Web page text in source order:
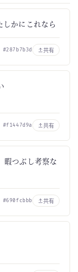
かにこれなら
#287b7b3d 共有
#f1447d9a 共有
暇つぶし考察な
#690fcbbb 共有